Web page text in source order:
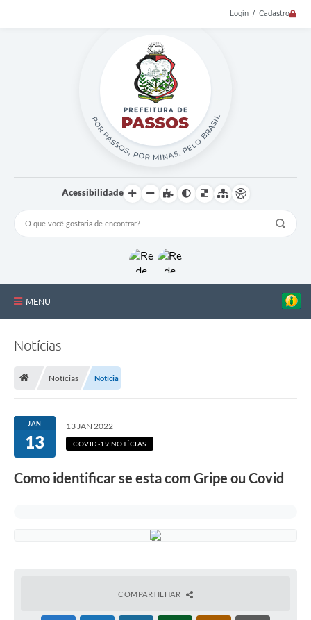
Login / Cadastro
Acessibilidade
MENU
Estrutura Administrativa
Galeria de Fotos
Notícias
Notícias Notícia
JAN
13
13 JAN 2022
COVID-19 NOTÍCIAS
Como identificar se esta com Gripe ou Covid
COMPARTILHAR